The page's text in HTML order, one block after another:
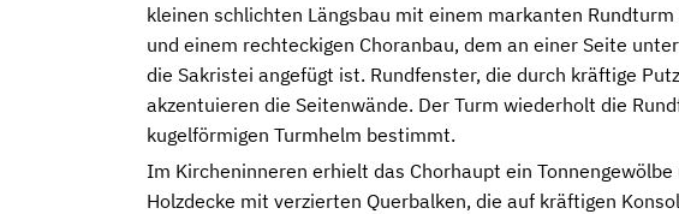
kleinen schlichten Längsbau mit einem markanten
und einem rechteckigen Choranbau, dem an einer Seite
die Sakristei angefügt ist. Rundfenster, die durch kräftige
akzentuieren die Seitenwände. Der Turm wiederholt die
kugelförmigen Turmhelm bestimmt.
Im Kircheninneren erhielt das Chorhaupt ein
Holzdecke mit verzierten Querbalken, die auf kräftigen